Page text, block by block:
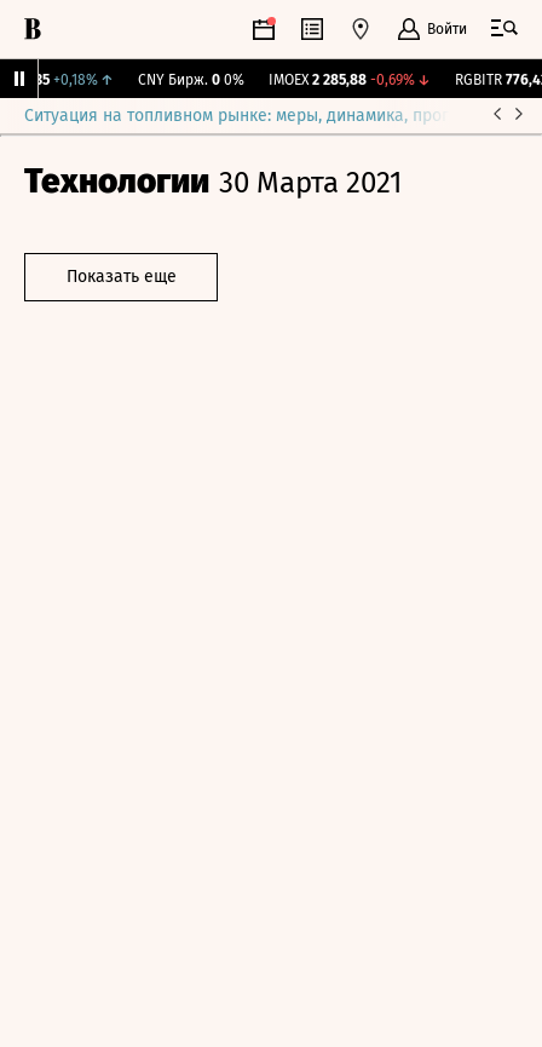
Войти
+0,18%↑ CNY Бирж. 0 0% IMOEX 2 285,88 -0,69%↓ RGBITR 776,42
Ситуация на топливном рынке: меры, динамика, прогнозы
Технологии 30 Марта 2021
Показать еще